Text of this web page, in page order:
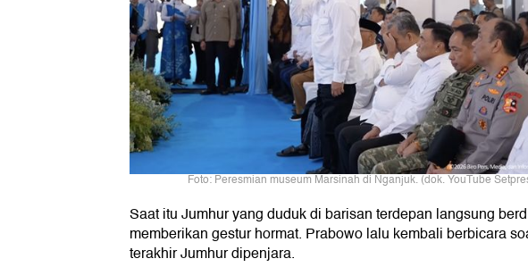
Foto: Peresmian museum Marsinah di Nganjuk. (dok. YouTube
Saat itu Jumhur yang duduk di barisan terdepan langsung
memberikan gestur hormat. Prabowo lalu kembali berbicara
terakhir Jumhur dipenjara.